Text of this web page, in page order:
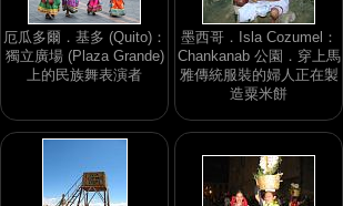
厄瓜多爾．基多 (Quito)：
獨立廣場 (Plaza Grande)
上的民族舞表演者
墨西哥．Isla Cozumel：
Chankanab 公園．穿上馬
雅傳統服裝的婦人正在製
造粟米餅